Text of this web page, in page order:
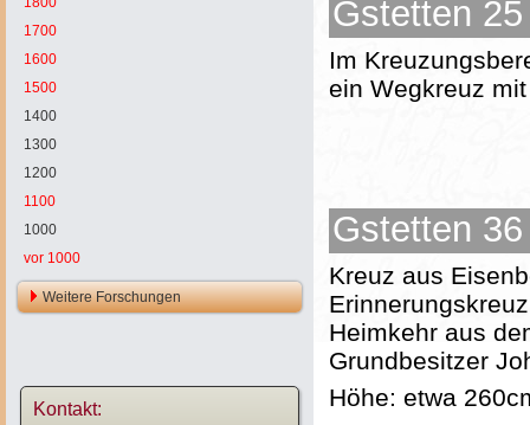
1700
1600
1500
1400
1300
1200
1100
1000
vor 1000
Weitere Forschungen
Kontakt:
Gstetten
Im
ein Wegkreuz
Gstetten
Kreuz aus
Heimkehr aus
Grundbesitzer
Höhe: etwa